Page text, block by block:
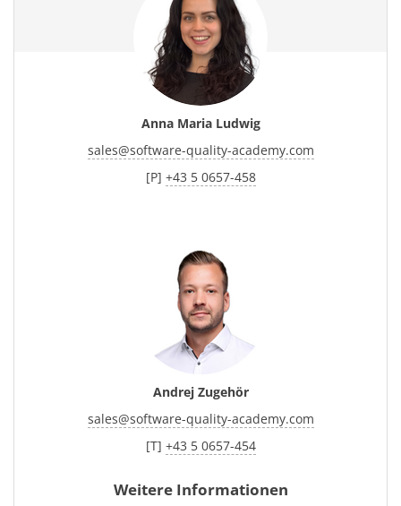
Anna Maria Ludwig
sales@software-quality-academy.com
[P] +43 5 0657-458
Andrej Zugehör
sales@software-quality-academy.com
[T] +43 5 0657-454
Weitere Informationen